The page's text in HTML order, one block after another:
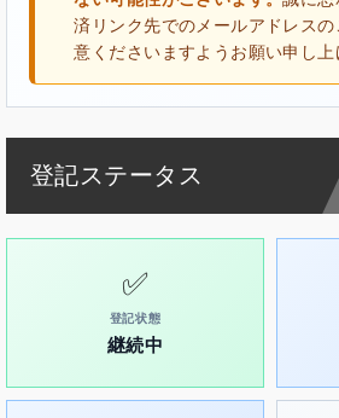
済リンク先でのメールアドレス
意くださいますようお願い申し上
登記ステータス
✅
登記状態
継続中